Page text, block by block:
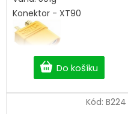
Do košíku
Konektor - XT90
Kód: B224